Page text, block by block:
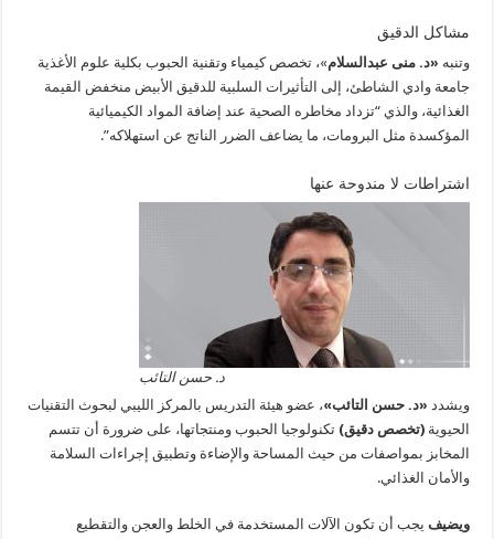
مشاكل الدقيق
وتنبه «د. منى عبدالسلام»، تخصص كيمياء وتقنية الحبوب بكلية علوم الأغذية
جامعة وادي الشاطئ، إلى التأثيرات السلبية للدقيق الأبيض منخفض القيمة
الغذائية، والذي “تزداد مخاطره الصحية عند إضافة المواد الكيميائية
المؤكسدة مثل البرومات، ما يضاعف الضرر الناتج عن استهلاكه”.
اشتراطات لا مندوحة عنها
د. حسن التائب
ويشدد «د. حسن التائب»، عضو هيئة التدريس بالمركز الليبي لبحوث التقنيات
الحيوية (تخصص دقيق) تكنولوجيا الحبوب ومنتجاتها، على ضرورة أن تتسم
المخابز بمواصفات من حيث المساحة والإضاءة وتطبيق إجراءات السلامة
والأمان الغذائي.
ويضيف يجب أن تكون الآلات المستخدمة في الخلط والعجن والتقطيع